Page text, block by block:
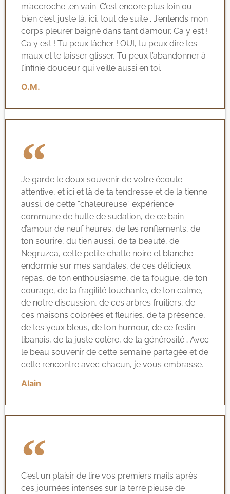
m’accroche ,en vain. C’est encore plus loin ou
bien c’est juste là, ici, tout de suite . J’entends mon
corps pleurer baigné dans tant d’amour. Ca y est !
Ca y est ! Tu peux lâcher ! OUI, tu peux dire tes
maux et te laisser glisser, Tu peux t’abandonner à
l’infinie douceur qui veille aussi en toi.
O.M.
Je garde le doux souvenir de votre écoute
attentive, et ici et là de ta tendresse et de la tienne
aussi, de cette “chaleureuse” expérience
commune de hutte de sudation, de ce bain
d’amour de neuf heures, de tes ronflements, de
ton sourire, du tien aussi, de ta beauté, de
Negruzca, cette petite chatte noire et blanche
endormie sur mes sandales, de ces délicieux
repas, de ton enthousiasme, de ta fougue, de ton
courage, de ta fragilité touchante, de ton calme,
de notre discussion, de ces arbres fruitiers, de
ces maisons colorées et fleuries, de ta présence,
de tes yeux bleus, de ton humour, de ce festin
libanais, de ta juste colère, de ta générosité… Avec
le beau souvenir de cette semaine partagée et de
cette rencontre avec chacun, je vous embrasse.
Alain
C’est un plaisir de lire vos premiers mails après
ces journées intenses sur la terre pieuse de